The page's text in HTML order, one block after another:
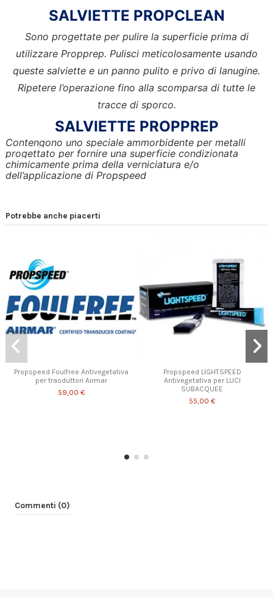
SALVIETTE PROPCLEAN
Sono progettate per pulire la superficie prima di
utilizzare Propprep. Pulisci meticolosamente usando
queste salviette e un panno pulito e privo di lanugine.
Ripetere l’operazione fino alla scomparsa di tutte le
tracce di sporco.
SALVIETTE PROPPREP
Contengono uno speciale ammorbidente per metalli
progettato per fornire una superficie condizionata
chimicamente prima della verniciatura e/o
dell’applicazione di Propspeed
Potrebbe anche piacerti
Propspeed Foulfree Antivegetativa
per trasduttori Airmar
59,00 €
Propspeed LIGHTSPEED
Antivegetativa per LUCI
SUBACQUEE
55,00 €
Commenti (0)